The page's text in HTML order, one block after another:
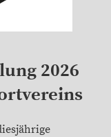
2026